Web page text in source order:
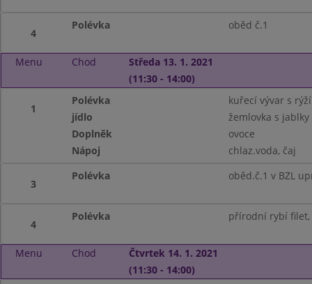
4
Polévka oběd č.1
Menu Chod
Středa 13. 1. 2021
(11:30 - 14:00)
1
Polévka
kuřecí vývar s rýží
jídlo
žemlovka s
Doplněk
ovoce
Nápoj
chlaz.voda, čaj
3
Polévka oběd.č.1 v BZL
4
Polévka přírodní rybí
Menu Chod
Čtvrtek 14. 1. 2021
(11:30 - 14:00)